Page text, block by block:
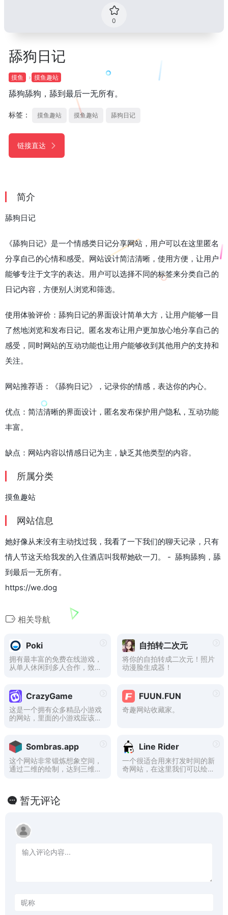
0
舔狗日记
摸鱼 摸鱼趣站
舔狗舔狗，舔到最后一无所有。
标签： 摸鱼趣站 摸鱼趣站 舔狗日记
链接直达
简介
舔狗日记
《舔狗日记》是一个情感类日记分享网站，用户可以在这里匿名
分享自己的心情和感受。网站设计简洁清晰，使用方便，让用户
能够专注于文字的表达。用户可以选择不同的标签来分类自己的
日记内容，方便别人浏览和筛选。
使用体验评价：舔狗日记的界面设计简单大方，让用户能够一目
了然地浏览和发布日记。匿名发布让用户更加放心地分享自己的
感受，同时网站的互动功能也让用户能够收到其他用户的支持和
关注。
网站推荐语：《舔狗日记》，记录你的情感，表达你的内心。
优点：简洁清晰的界面设计，匿名发布保护用户隐私，互动功能
丰富。
缺点：网站内容以情感日记为主，缺乏其他类型的内容。
所属分类
摸鱼趣站
网站信息
她好像从来没有主动找过我，我看了一下我们的聊天记录，只有
情人节这天给我发的入住酒店叫我帮她砍一刀。 - 舔狗舔狗，舔
到最后一无所有。
https://we.dog
相关导航
Poki
拥有最丰富的免费在线游戏，
从单人休闲到多人合作，致力
游戏，无需您下载、登录，更
无弹窗干扰。
自拍转二次元
将你的自拍转成二次元！照片
动漫脸生成器！
CrazyGame
这是一个拥有众多精品小游戏
的网站，里面的小游戏应该是
质就非常不错，而且该有的警
匪、枪战、守点、安包等要素
一点都没少，甚至连武器检视
都有，这老板看了都得迷糊
啊。
FUUN.FUN
奇趣网站收藏家。
Sombras.app
这个网站非常锻炼想象空间，
通过二维的绘制，达到三维积
Line Rider
一个很适合用来打发时间的新
奇网站，在这里我们可以绘制
暂无评论